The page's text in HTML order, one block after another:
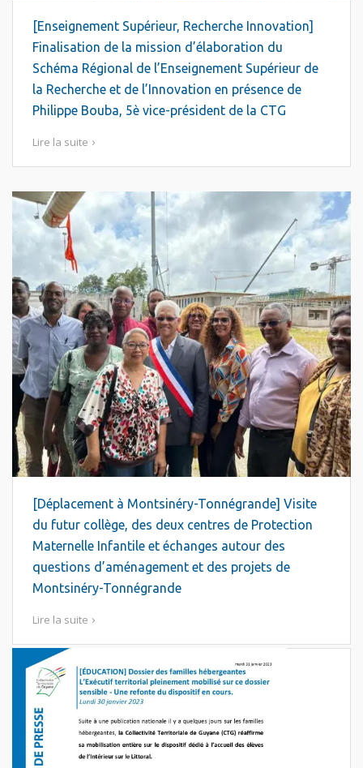
[Enseignement Supérieur, Recherche Innovation]
Finalisation de la mission d’élaboration du
Schéma Régional de l’Enseignement Supérieur de
la Recherche et de l’Innovation en présence de
Philippe Bouba, 5è vice-président de la CTG
Lire la suite
[Déplacement à Montsinéry-Tonnégrande] Visite
du futur collège, des deux centres de Protection
Maternelle Infantile et échanges autour des
questions d’aménagement et des projets de
Montsinéry-Tonnégrande
Lire la suite